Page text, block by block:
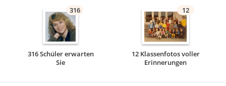
316
316 Schüler erwarten
Sie
12
12 Klassenfotos voller
Erinnerungen